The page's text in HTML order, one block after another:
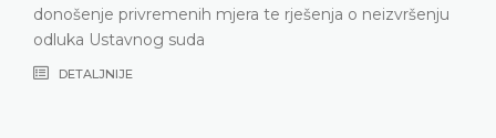
donošenje privremenih mjera te rješenja o neizvršenju
odluka Ustavnog suda
DETALJNIJE